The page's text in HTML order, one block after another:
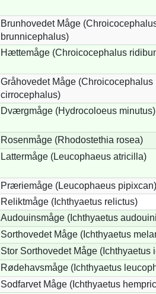
Brunhovedet Måge
brunnicephalus)
Hættemåge (Chroicocephalus
Gråhovedet Måge (Chroicocephalus
cirrocephalus)
Dværgmåge (Hydrocoloeus minutus)
Rosenmåge (Rhodostethia rosea)
Lattermåge (Leucophaeus atricilla)
Præriemåge (Leucophaeus pipixcan)
Reliktmåge (Ichthyaetus relictus)
Audouinsmåge (Ichthyaetus
Sorthovedet Måge (Ichthyaetus
Stor Sorthovedet Måge (Ichthyaetus
Rødehavsmåge (Ichthyaetus
Sodfarvet Måge (Ichthyaetus